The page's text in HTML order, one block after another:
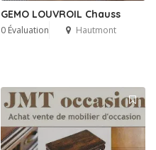
GEMO LOUVROIL Chauss
0 Évaluation Hautmont